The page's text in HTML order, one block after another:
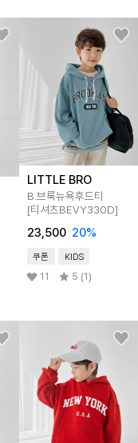
LITTLE BRO
B.브룩뉴욕후드티
[티셔츠BEVY330D]
23,500 20%
쿠폰 KIDS
11 5 (1)